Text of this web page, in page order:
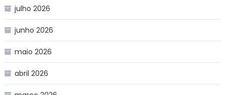
julho 2026
junho 2026
maio 2026
abril 2026